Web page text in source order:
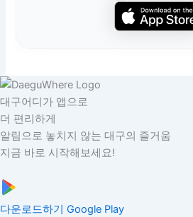
대구어디가 앱으로
더 편리하게
알림으로 놓치지 않는 대구의 즐거움
지금 바로 시작해보세요!
다운로드하기 Google Play